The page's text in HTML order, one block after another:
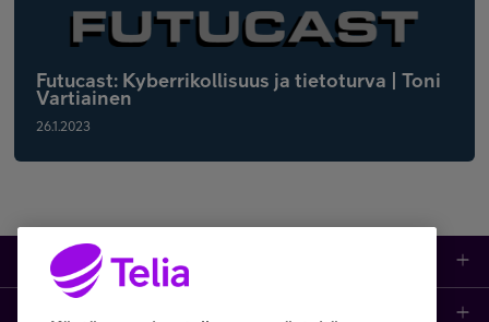
Futucast: Kyberrikollisuus ja tietoturva | Toni
Vartiainen
26.1.2023
Tuotteet